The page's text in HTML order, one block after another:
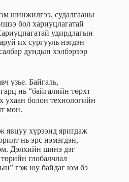
шинжилгээ, судалгааны
бол хариуцлагатай
удирдлагын
их сургууль нэгдэн
дундын хэлбэрээр
үзье. Байгаль,
нь “байгалийн төрхт
ухаан болон технологийн
мөн.
явцуу хүрээнд яригдаж
нь эрс нэмэгдэн,
Дэлхийн шинэ дэг
глобалчлал
гэж юу байдаг юм бэ